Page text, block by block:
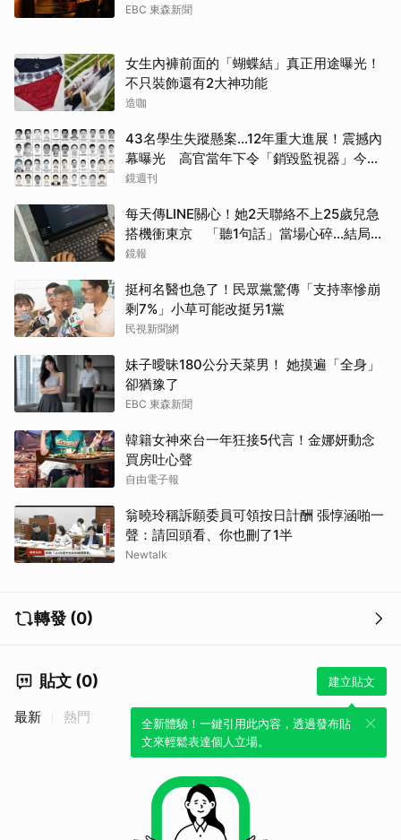
EBC 東森新聞
女生內褲前面的「蝴蝶結」真正用途曝光！
不只裝飾還有2大神功能
造咖
43名學生失蹤懸案...12年重大進展！震撼內
幕曝光 高官當年下令「銷毀監視器」今遭
逮
鏡週刊
每天傳LINE關心！她2天聯絡不上25歲兒急
搭機衝東京 「聽1句話」當場心碎...結局看
哭網
鏡報
挺柯名醫也急了！民眾黨驚傳「支持率慘崩
剩7%」小草可能改挺另1黨
民視新聞網
妹子曖昧180公分天菜男！ 她摸遍「全身」
卻猶豫了
EBC 東森新聞
韓籍女神來台一年狂接5代言！金娜妍動念
買房吐心聲
自由電子報
翁曉玲稱訴願委員可領按日計酬 張惇涵啪一
聲：請回頭看、你也刪了1半
Newtalk
轉發 (0)
貼文 (0) 建立貼文
全新體驗！一鍵引用此內容，透過發布貼
文來輕鬆表達個人立場。
最新 熱門
取消